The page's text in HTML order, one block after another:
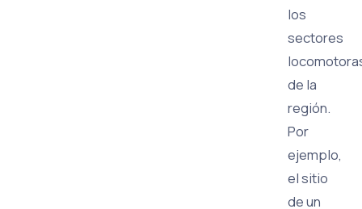
los
sectores
de la
región.
Por
ejemplo,
el sitio
de un